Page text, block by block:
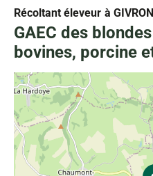
Récoltant éleveur à GIVRON
GAEC des
bovines, porcine